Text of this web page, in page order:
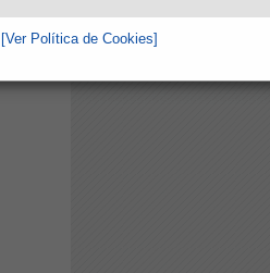
[Ver Política de Cookies]